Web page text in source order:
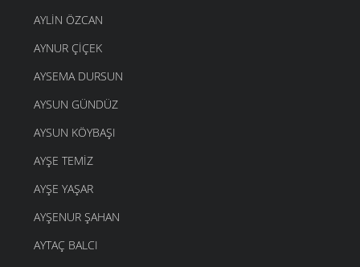
AYLIN ÖZCAN
AYNUR ÇIÇEK
AYSEMA DURSUN
AYSUN GÜNDÜZ
AYSUN KÖYBAŞI
AYŞE TEMIZ
AYŞE YAŞAR
AYŞENUR ŞAHAN
AYTAÇ BALCI